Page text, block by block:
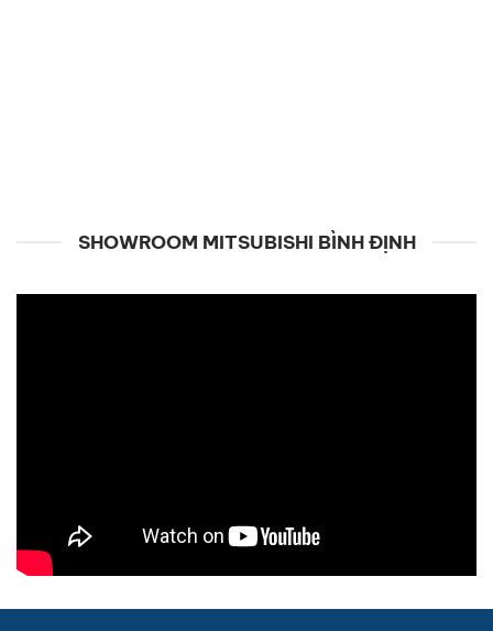
SHOWROOM MITSUBISHI BÌNH ĐỊNH